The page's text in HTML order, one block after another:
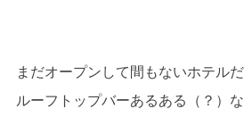
まだオープンして間もないホテル
ルーフトップバーあるある（？）